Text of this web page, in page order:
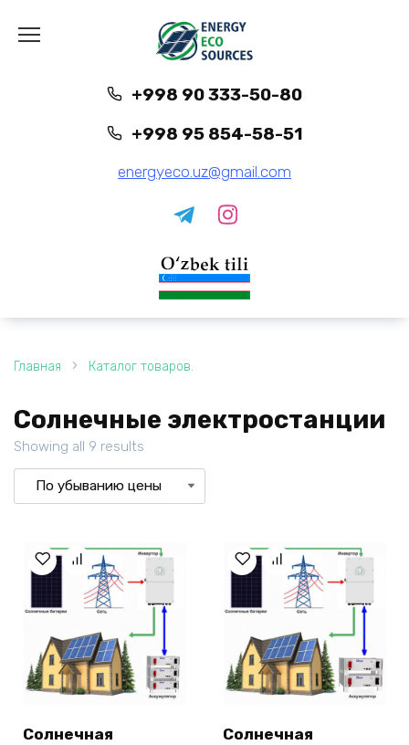
содержанию
+998 90 333-50-80
+998 95 854-58-51
energyeco.uz@gmail.com
Главная Каталог товаров.
Солнечные электростанции
Showing all 9 results
Солнечная
Солнечная